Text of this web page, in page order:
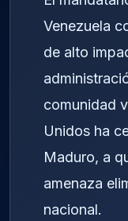
Venezuela
de alto
comunidad
Unidos ha
Maduro, a
amenaza
nacional.